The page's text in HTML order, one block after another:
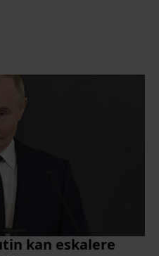
kan eskalere